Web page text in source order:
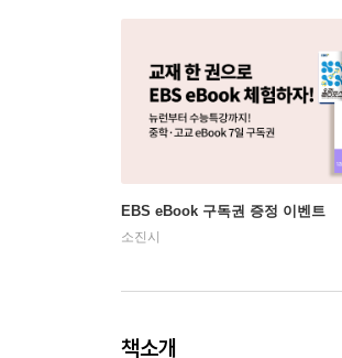
EBS eBook 구독권 증정 이벤트
소진시
책소개